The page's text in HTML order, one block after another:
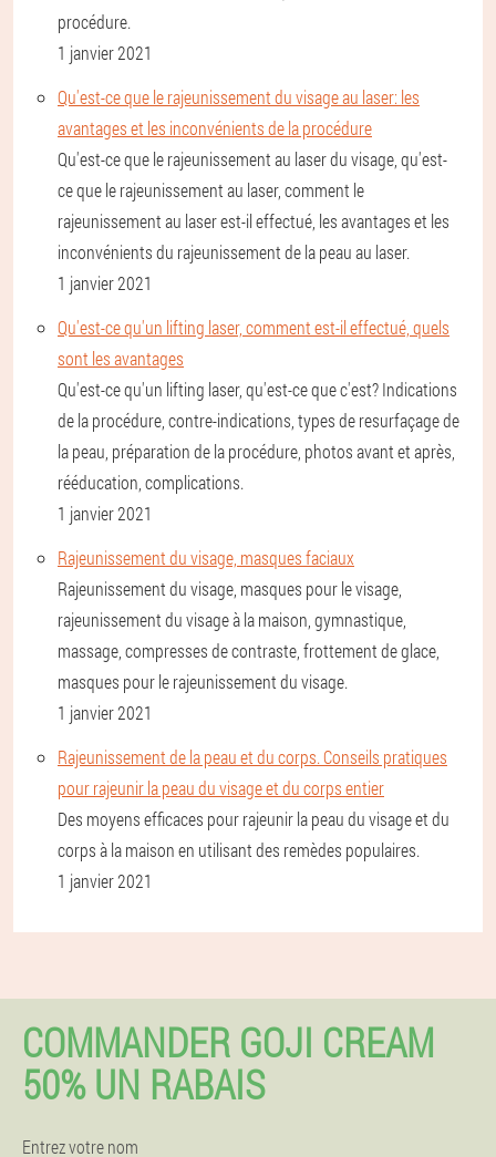
procédure.
1 janvier 2021
Qu'est-ce que le rajeunissement du visage au laser: les
avantages et les inconvénients de la procédure
Qu'est-ce que le rajeunissement au laser du visage, qu'est-
ce que le rajeunissement au laser, comment le
rajeunissement au laser est-il effectué, les avantages et les
inconvénients du rajeunissement de la peau au laser.
1 janvier 2021
Qu'est-ce qu'un lifting laser, comment est-il effectué, quels
sont les avantages
Qu'est-ce qu'un lifting laser, qu'est-ce que c'est? Indications
de la procédure, contre-indications, types de resurfaçage de
la peau, préparation de la procédure, photos avant et après,
rééducation, complications.
1 janvier 2021
Rajeunissement du visage, masques faciaux
Rajeunissement du visage, masques pour le visage,
rajeunissement du visage à la maison, gymnastique,
massage, compresses de contraste, frottement de glace,
masques pour le rajeunissement du visage.
1 janvier 2021
Rajeunissement de la peau et du corps. Conseils pratiques
pour rajeunir la peau du visage et du corps entier
Des moyens efficaces pour rajeunir la peau du visage et du
corps à la maison en utilisant des remèdes populaires.
1 janvier 2021
COMMANDER GOJI CREAM
50% UN RABAIS
Entrez votre nom